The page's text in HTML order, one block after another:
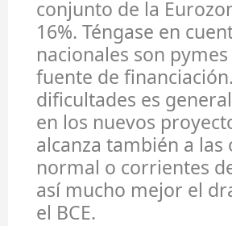
conjunto de la
16%. Téngase en
nacionales son
fuente de
dificultades es
en los nuevos
alcanza también a
normal o corrientes
así mucho mejor el
el BCE.